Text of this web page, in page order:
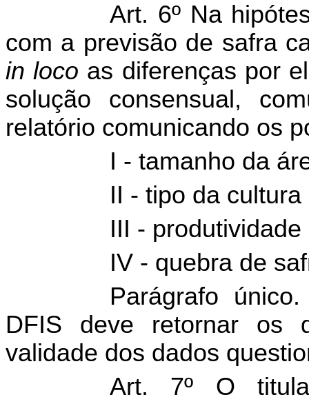
Art. 6º Na
com a previsão de safra
in loco as diferenças por
solução consensual,
relatório comunicando os
I - tamanho da
II - tipo da
III -
IV - quebra de
Parágrafo
DFIS deve retornar os
validade dos dados
Art. 7º O